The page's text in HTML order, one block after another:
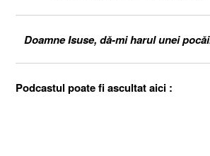
Doamne Isuse, dă-mi harul unei
Podcastul poate fi ascultat aici :